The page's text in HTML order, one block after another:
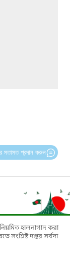
মতামত প্রদান করুন
হালনাগাদ করা
সংশ্লিষ্ট দপ্তর সর্বদা